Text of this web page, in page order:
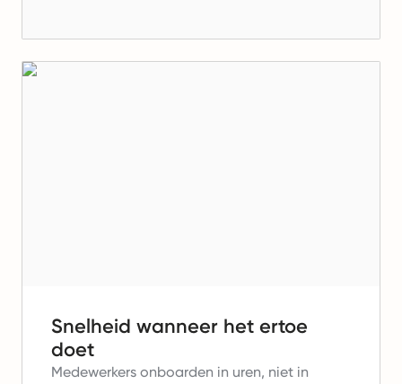
Snelheid wanneer het ertoe
doet
Medewerkers onboarden in uren, niet in